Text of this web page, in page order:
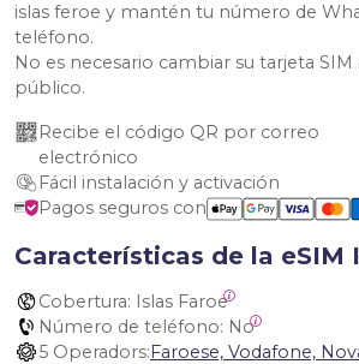
islas feroe y mantén tu número de
teléfono.
No es necesario cambiar su tarjeta SIM
público.
Recibe el código QR por correo
electrónico
Fácil instalación y activación
Pagos seguros con
Características de la eSIM
Cobertura: Islas Faroe
Número de teléfono: No
5 Operadors: